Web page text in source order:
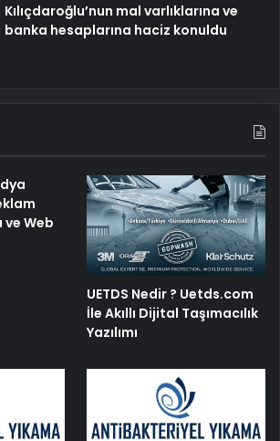
Kılıçdaroğlu’nun mal varlıklarına ve
banka hesaplarına haciz konuldu
ve Web
UETDS Nedir ? Uetds.com
İle Akıllı Dijital Taşımacılık
Yazılımı